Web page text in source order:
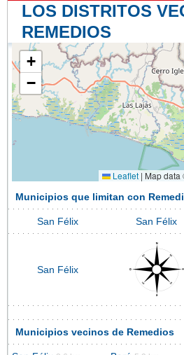
LOS DISTRITOS
REMEDIOS
+
−
Leaflet | Map data
Municipios que limitan con
San Félix San Félix
San Félix
Municipios vecinos de Remedios